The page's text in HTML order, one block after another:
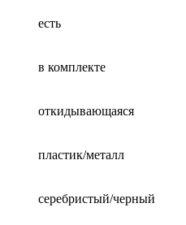
есть
в комплекте
откидывающаяся
пластик/металл
серебристый/черный